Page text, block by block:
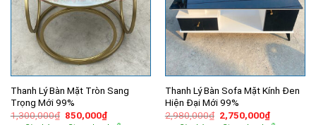
Thanh Lý Bàn Mặt Tròn Sang
Trọng Mới 99%
1,300,000₫ Giá
850,000₫Giá
Thanh Lý Bàn Sofa Mặt Kính Đen
Hiện Đại Mới 99%
2,980,000₫ Giá
2,750,000₫Giá